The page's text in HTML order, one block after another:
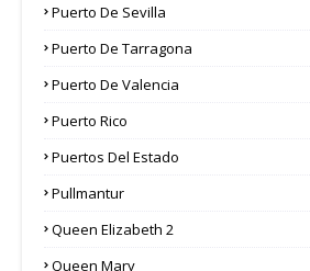
Puerto De Sevilla
Puerto De Tarragona
Puerto De Valencia
Puerto Rico
Puertos Del Estado
Pullmantur
Queen Elizabeth 2
Queen Mary